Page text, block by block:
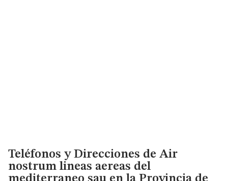
Teléfonos y Direcciones de Air
nostrum lineas aereas del